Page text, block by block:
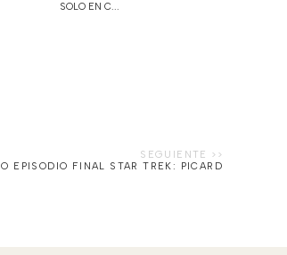
SOLO EN C...
EPISODIO FINAL STAR TREK: PICARD